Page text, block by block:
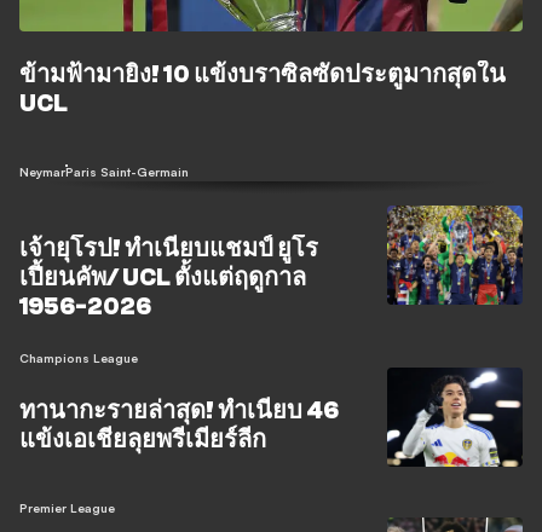
ข้ามฟ้ามายิง! 10 แข้งบราซิลซัดประตูมากสุดใน
UCL
NeymarParis Saint-Germain
เจ้ายุโรป! ทำเนียบแชมป์ ยูโร
เปี้ยนคัพ/ UCL ตั้งแต่ฤดูกาล
1956-2026
Champions League
ทานากะรายล่าสุด! ทำเนียบ 46
แข้งเอเชียลุยพรีเมียร์ลีก
Premier League